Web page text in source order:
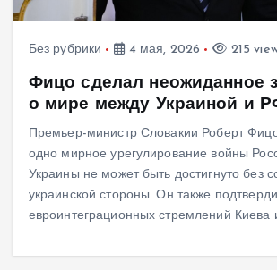
Без рубрики 4 мая, 2026 215
Фицо сделал неожиданное
о мире между Украиной и
Премьер-министр Словакии Роберт
одно мирное урегулирование войны
Украины не может быть достигнуто без
украинской стороны. Он также
евроинтеграционных стремлений Киева